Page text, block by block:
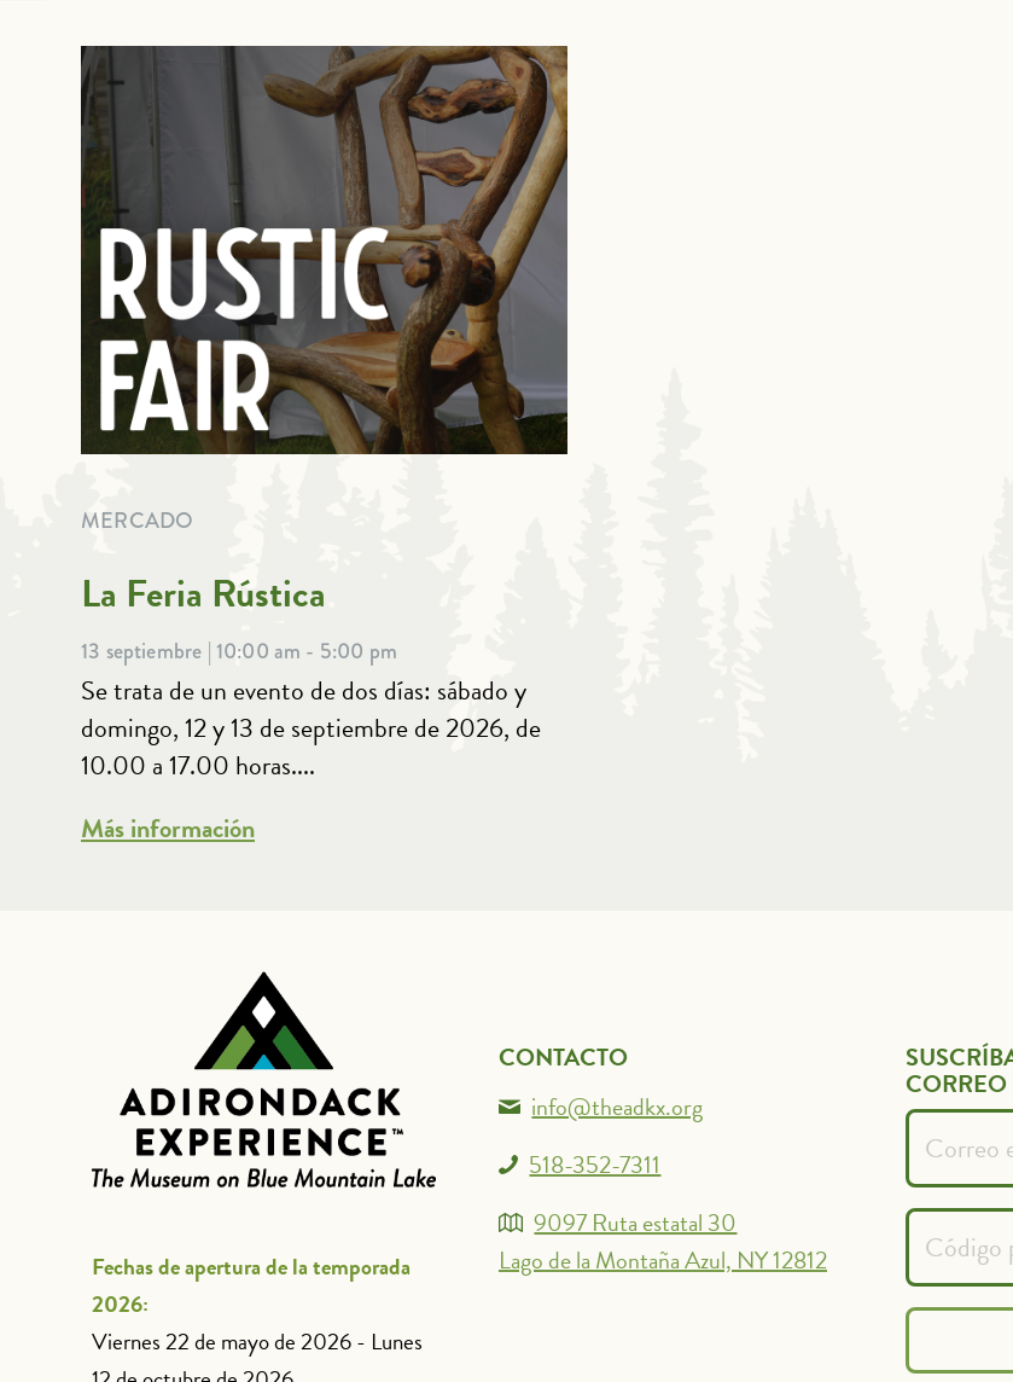
MERCADO
La Feria Rústica
13 septiembre | 10:00 am - 5:00 pm
Se trata de un evento de dos días: sábado y
domingo, 12 y 13 de septiembre de 2026, de
10.00 a 17.00 horas....
Más información
Fechas de apertura de la temporada
2026:
Viernes 22 de mayo de 2026 - Lunes
CONTACTO
info@theadkx.org
518-352-7311
9097 Ruta estatal 30
Lago de la Montaña Azul, NY 12812